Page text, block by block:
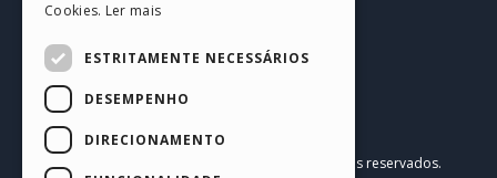
Português BR
Copyright © 2026
Todos os direitos reservados.
PORTUGUESE
Cookies. Ler mais
ESTRITAMENTE NECESSÁRIOS
DESEMPENHO
DIRECIONAMENTO